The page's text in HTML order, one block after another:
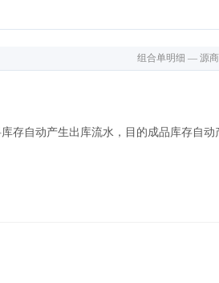
组合单明细 — 源
存自动产生出库流水，目的成品库存自